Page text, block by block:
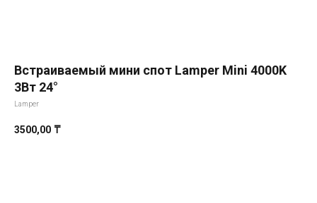
Встраиваемый мини спот Lamper Mini 4000K
3Вт 24°
Lamper
3500,00 ₸